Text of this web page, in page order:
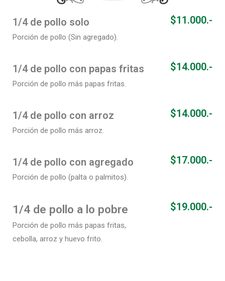
1/4 de pollo solo
Porción de pollo (Sin agregado).
$11.000.-
1/4 de pollo con papas fritas
Porción de pollo más papas fritas.
$14.000.-
1/4 de pollo con arroz
Porción de pollo más arroz.
$14.000.-
1/4 de pollo con agregado
Porción de pollo (palta o palmitos).
$17.000.-
1/4 de pollo a lo pobre
Porción de pollo más papas fritas,
cebolla, arroz y huevo frito.
$19.000.-